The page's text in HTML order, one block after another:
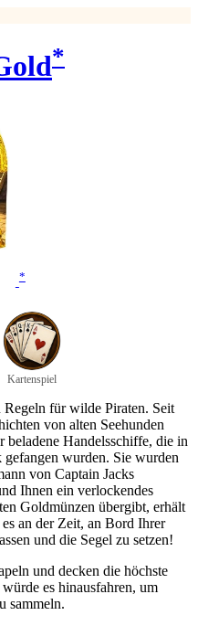
*
*
Kartenspiel
Regeln für wilde Piraten. Seit
von alten Seehunden
beladene Handelsschiffe, die in
wurden. Sie wurden
von Captain Jacks
Ihnen ein verlockendes
Goldmünzen übergibt, erhält
an der Zeit, an Bord Ihrer
und die Segel zu setzen!
und decken die höchste
es hinausfahren, um
sammeln.